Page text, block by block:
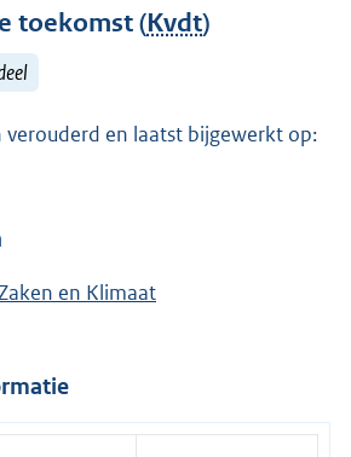
toekomst (Kvdt)
verouderd en laatst bijgewerkt op:
en Klimaat